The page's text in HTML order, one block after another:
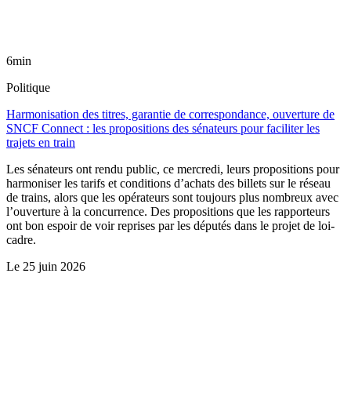
6min
Politique
Harmonisation des titres, garantie de correspondance, ouverture de
SNCF Connect : les propositions des sénateurs pour faciliter les
trajets en train
Les sénateurs ont rendu public, ce mercredi, leurs propositions pour
harmoniser les tarifs et conditions d’achats des billets sur le réseau
de trains, alors que les opérateurs sont toujours plus nombreux avec
l’ouverture à la concurrence. Des propositions que les rapporteurs
ont bon espoir de voir reprises par les députés dans le projet de loi-
cadre.
Le 25 juin 2026